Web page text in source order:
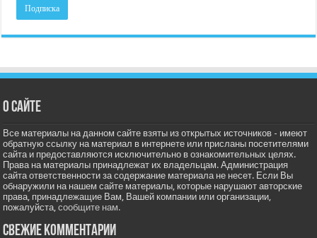
О сайте
Все материалы на данном сайте взяты из открытых источников - имеют
обратную ссылку на материал в интернете или присланы посетителями
сайта и предоставляются исключительно в ознакомительных целях.
Права на материалы принадлежат их владельцам. Администрация
сайта ответственности за содержание материала не несет. Если Вы
обнаружили на нашем сайте материалы, которые нарушают авторские
права, принадлежащие Вам, Вашей компании или организации,
пожалуйста,сообщите нам.
Свежие комментарии